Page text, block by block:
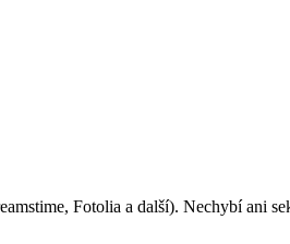
Fotolia a další). Nechybí ani